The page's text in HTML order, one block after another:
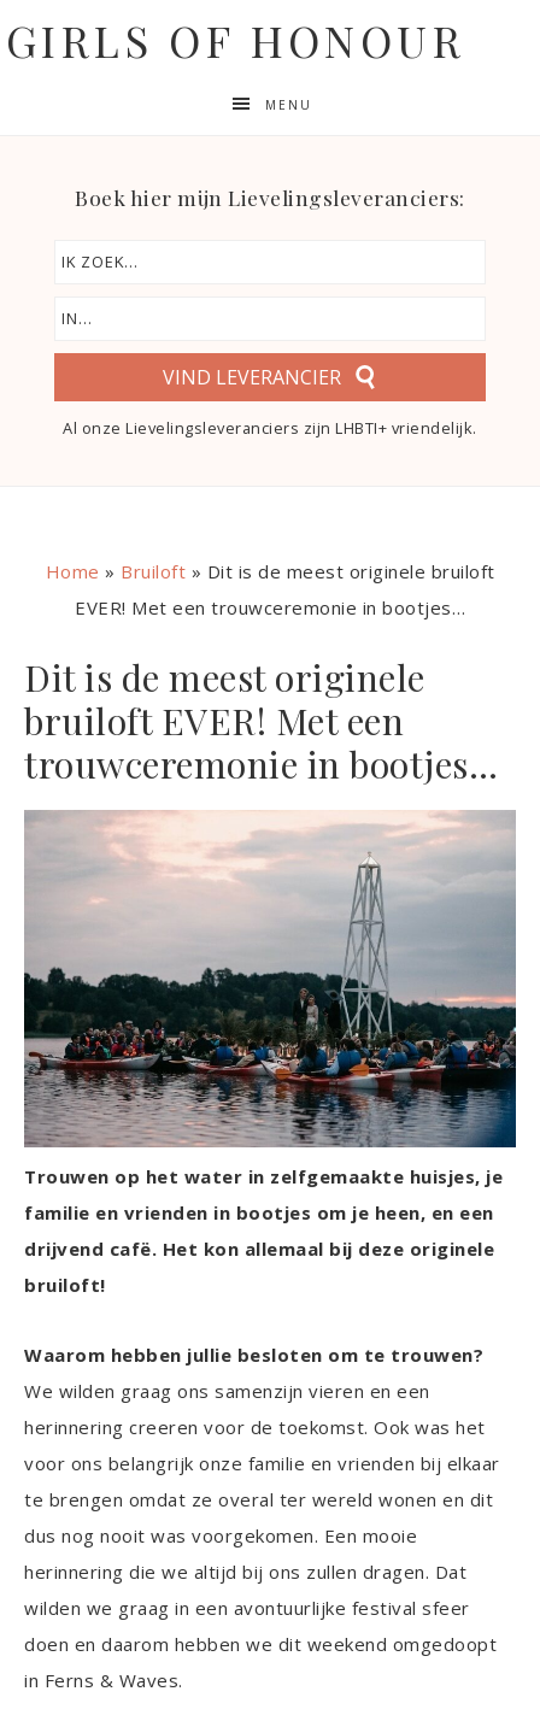
GIRLS OF HONOUR
MENU
Boek hier mijn Lievelingsleveranciers:
VIND LEVERANCIER
Al onze Lievelingsleveranciers zijn LHBTI+ vriendelijk.
Home » Bruiloft » Dit is de meest originele bruiloft
EVER! Met een trouwceremonie in bootjes…
Dit is de meest originele
bruiloft EVER! Met een
trouwceremonie in bootjes…
Trouwen op het water in zelfgemaakte huisjes, je
familie en vrienden in bootjes om je heen, en een
drijvend cafë. Het kon allemaal bij deze originele
bruiloft!
Waarom hebben jullie besloten om te trouwen?
We wilden graag ons samenzijn vieren en een
herinnering creeren voor de toekomst. Ook was het
voor ons belangrijk onze familie en vrienden bij elkaar
te brengen omdat ze overal ter wereld wonen en dit
dus nog nooit was voorgekomen. Een mooie
herinnering die we altijd bij ons zullen dragen. Dat
wilden we graag in een avontuurlijke festival sfeer
doen en daarom hebben we dit weekend omgedoopt
in Ferns & Waves.